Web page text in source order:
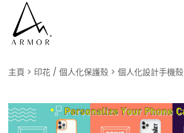
主頁 印花 / 個人化保護殼 個人化設計手機殼